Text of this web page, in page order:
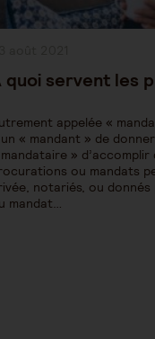
quoi servent les
appelée «
« mandant » de
»
ou mandats
notariés, ou
mandat…